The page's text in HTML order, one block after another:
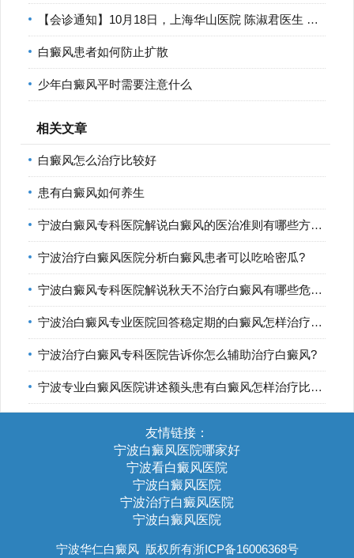
【会诊通知】10月18日，上海华山医院 陈淑君医生 莅临宁波华仁
白癜风患者如何防止扩散
少年白癜风平时需要注意什么
相关文章
白癜风怎么治疗比较好
患有白癜风如何养生
宁波白癜风专科医院解说白癜风的医治准则有哪些方面?
宁波治疗白癜风医院分析白癜风患者可以吃哈密瓜?
宁波白癜风专科医院解说秋天不治疗白癜风有哪些危害?
宁波治白癜风专业医院回答稳定期的白癜风怎样治疗比较好?
宁波治疗白癜风专科医院告诉你怎么辅助治疗白癜风?
宁波专业白癜风医院讲述额头患有白癜风怎样治疗比较好?
友情链接：
宁波白癜风医院哪家好
宁波看白癜风医院
宁波白癜风医院
宁波治疗白癜风医院
宁波白癜风医院
宁波华仁白癜风版权所有浙ICP备16006368号